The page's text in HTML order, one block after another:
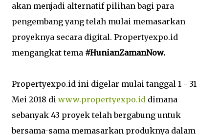
akan menjadi alternatif pilihan bagi para
pengembang yang telah mulai memasarkan
proyeknya secara digital. Propertyexpo.id
mengangkat tema #HunianZamanNow.
Propertyexpo.id ini digelar mulai tanggal 1 - 31
Mei 2018 di www.propertyexpo.id dimana
sebanyak 43 proyek telah bergabung untuk
bersama-sama memasarkan produknya dalam